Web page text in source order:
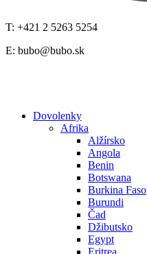
T: +421 2 5263 5254
E: bubo@bubo.sk
Dovolenky
Afrika
Alžírsko
Angola
Benin
Botswana
Burkina Faso
Burundi
Čad
Džibutsko
Egypt
Eritrea